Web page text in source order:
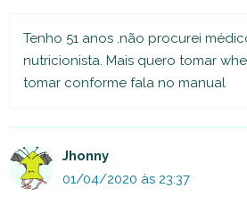
Tenho 51 anos .não procurei
nutricionista. Mais quero tomar
tomar conforme fala no manual
Jhonny
01/04/2020 às 23:37